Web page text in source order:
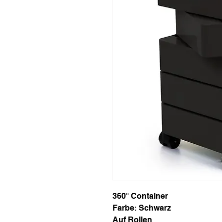
360° Container
Farbe: Schwarz
Auf Rollen